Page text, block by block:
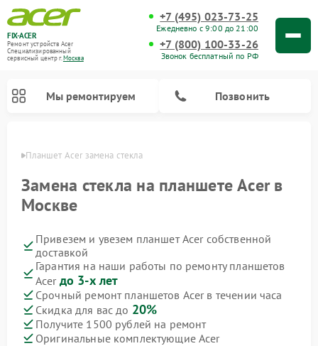
FIX-ACER
Ремонт устройств Acer
Специализированный
cервисный центр г.Москва
+7 (495) 023-73-25
Ежедневно с 9:00 до 21:00
+7 (800) 100-33-26
Звонок бесплатный по РФ
Мы ремонтируем Позвонить
Планшет Acer замена стекла
Замена стекла на планшете Acer в
Москве
Привезем и увезем планшет Acer собственной
доставкой
Гарантия на наши работы по ремонту планшетов
Acer до 3-х лет
Срочный ремонт планшетов Acer в течении часа
Скидка для вас до 20%
Получите 1500 рублей на ремонт
Оригинальные комплектующие Acer